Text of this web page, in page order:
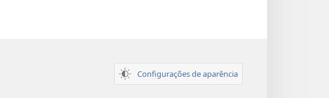
Configurações de aparência